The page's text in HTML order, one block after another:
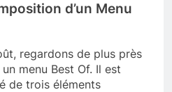
d’un Menu
regardons de plus près
menu Best Of. Il est
de trois éléments